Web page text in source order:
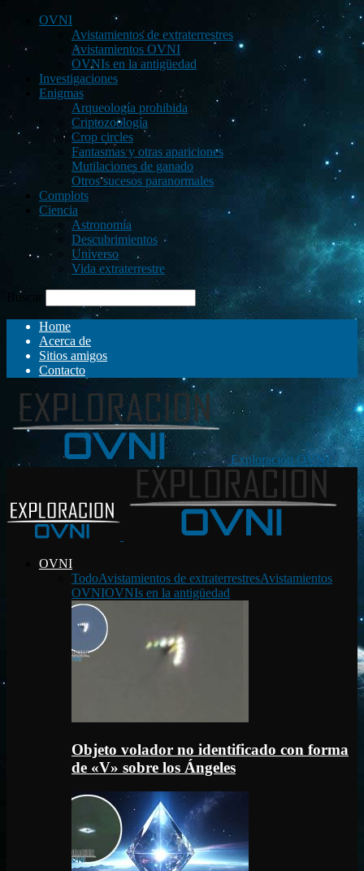
OVNI
Avistamientos de extraterrestres
Avistamientos OVNI
OVNIs en la antigüedad
Investigaciones
Enigmas
Arqueología prohibida
Criptozoología
Crop circles
Fantasmas y otras apariciones
Mutilaciones de ganado
Otros sucesos paranormales
Complots
Ciencia
Astronomía
Descubrimientos
Universo
Vida extraterrestre
Buscar
Home
Acerca de
Sitios amigos
Contacto
Exploración OVNI
OVNI
TodoAvistamientos de extraterrestresAvistamientos
OVNIOVNIs en la antigüedad
Objeto volador no identificado con forma
de «V» sobre los Ángeles